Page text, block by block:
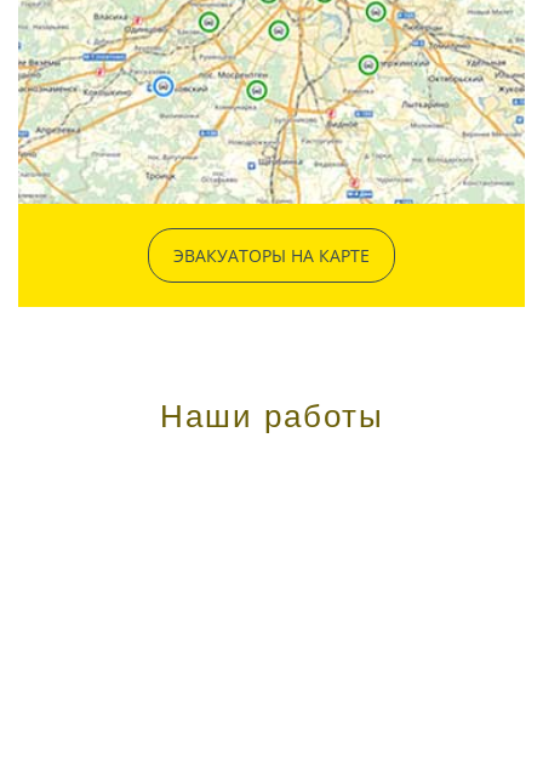
ЭВАКУАТОРЫ НА КАРТЕ
Наши работы